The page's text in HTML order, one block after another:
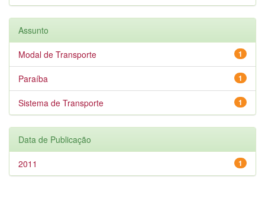
Assunto
1
Modal de Transporte
1
Paraíba
1
Sistema de Transporte
Data de Publicação
1
2011